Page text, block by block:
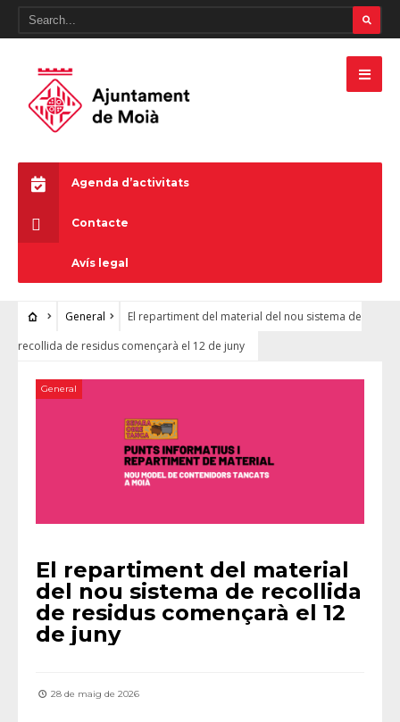
Agenda d’activitats
Contacte
Avís legal
General
El repartiment del material del nou sistema de
recollida de residus començarà el 12 de juny
General
El repartiment del material
del nou sistema de recollida
de residus començarà el 12
de juny
28 de maig de 2026